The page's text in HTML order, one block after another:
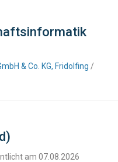
& Co. KG, Fridolfing /
am 07.08.2026